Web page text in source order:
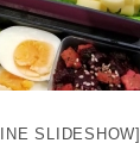
SLIDESHOW]